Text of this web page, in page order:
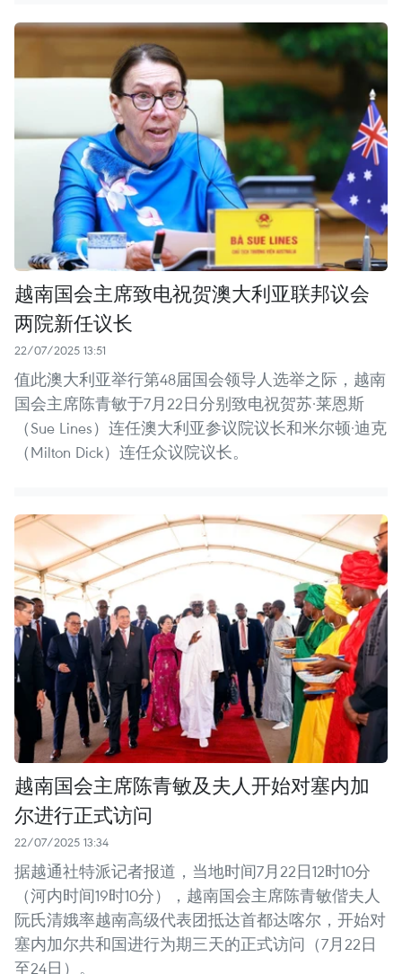
越南国会主席致电祝贺澳大利亚联邦议会
两院新任议长
22/07/2025 13:51
值此澳大利亚举行第48届国会领导人选举之际，越南
国会主席陈青敏于7月22日分别致电祝贺苏·莱恩斯
（Sue Lines）连任澳大利亚参议院议长和米尔顿·迪克
（Milton Dick）连任众议院议长。
越南国会主席陈青敏及夫人开始对塞内加
尔进行正式访问
22/07/2025 13:34
据越通社特派记者报道，当地时间7月22日12时10分
（河内时间19时10分），越南国会主席陈青敏偕夫人
阮氏清娥率越南高级代表团抵达首都达喀尔，开始对
塞内加尔共和国进行为期三天的正式访问（7月22日
至24日）。